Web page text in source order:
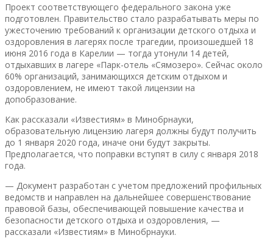
Проект соответствующего федерального закона уже
подготовлен. Правительство стало разрабатывать меры по
ужесточению требований к организации детского отдыха и
оздоровления в лагерях после трагедии, произошедшей 18
июня 2016 года в Карелии — тогда утонули 14 детей,
отдыхавших в лагере «Парк-отель «Сямозеро». Сейчас около
60% организаций, занимающихся детским отдыхом и
оздоровлением, не имеют такой лицензии на
допобразование.
Как рассказали «Известиям» в Минобрнауки,
образовательную лицензию лагеря должны будут получить
до 1 января 2020 года, иначе они будут закрыты.
Предполагается, что поправки вступят в силу с января 2018
года.
— Документ разработан с учетом предложений профильных
ведомств и направлен на дальнейшее совершенствование
правовой базы, обеспечивающей повышение качества и
безопасности детского отдыха и оздоровления, —
рассказали «Известиям» в Минобрнауки.